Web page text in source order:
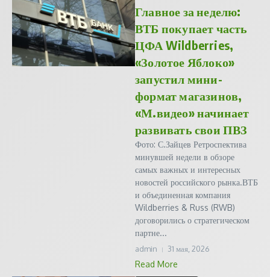
Главное за неделю:
ВТБ покупает часть
ЦФА Wildberries,
«Золотое Яблоко»
запустил мини-
формат магазинов,
«М.видео» начинает
развивать свои ПВЗ
Фото: С.Зайцев Ретроспектива
минувшей недели в обзоре
самых важных и интересных
новостей российского рынка.ВТБ
и объединенная компания
Wildberries & Russ (RWB)
договорились о стратегическом
партне...
admin 31 мая, 2026
Read More